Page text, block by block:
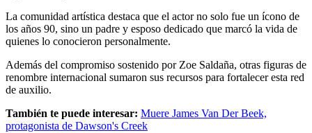
La comunidad artística destaca que el actor no solo fue un ícono de
los años 90, sino un padre y esposo dedicado que marcó la vida de
quienes lo conocieron personalmente.
Además del compromiso sostenido por Zoe Saldaña, otras figuras de
renombre internacional sumaron sus recursos para fortalecer esta red
de auxilio.
También te puede interesar: Muere James Van Der Beek,
protagonista de Dawson's Creek